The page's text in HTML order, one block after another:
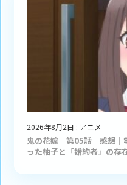
2026年8月2日 : アニメ
鬼の花嫁 第05話 感想｜
った柚子と「婚約者」の存